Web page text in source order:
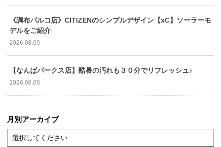
《調布パルコ店》CITIZENのシンプルデザイン【xC】ソーラーモ
デルをご紹介
2026.08.09
【なんばパークス店】酷暑の汚れも３０分でリフレッシュ♪
2026.08.09
月別アーカイブ
選択してください